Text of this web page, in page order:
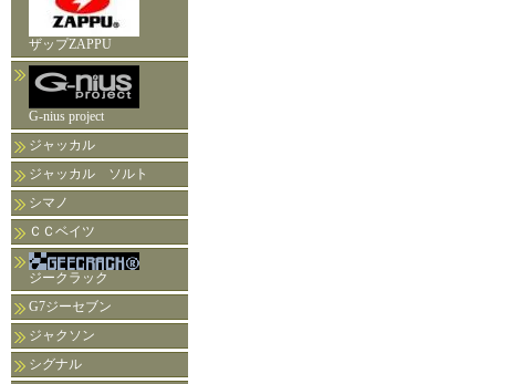
ザップZAPPU
G-nius project
ジャッカル
ジャッカル ソルト
シマノ
ＣＣベイツ
ジークラック
G7ジーセブン
ジャクソン
シグナル